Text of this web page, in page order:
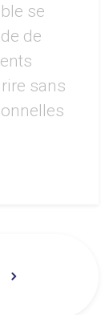
se
de
sans